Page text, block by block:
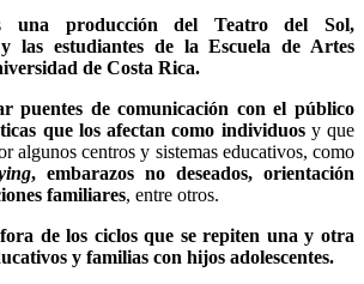
una producción del Teatro del Sol,
las estudiantes de la Escuela de Artes
de Costa Rica.
puentes de comunicación con el público
que los afectan como individuosy que
algunos centros y sistemas educativos, como
, embarazos no deseados, orientación
familiares, entre otros.
de los ciclos que se repiten una y otra
y familias con hijos adolescentes.